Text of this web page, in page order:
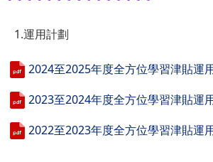
1.運用計劃
2024至2025年度全方位學習津貼運
2023至2024年度全方位學習津貼運
2022至2023年度全方位學習津貼運